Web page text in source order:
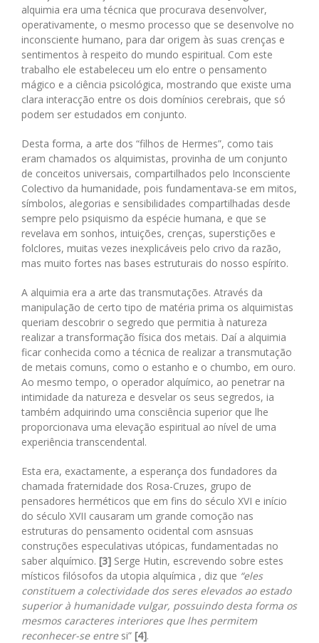
alquimia era uma técnica que procurava desenvolver,
operativamente, o mesmo processo que se desenvolve no
inconsciente humano, para dar origem às suas crenças e
sentimentos à respeito do mundo espiritual. Com este
trabalho ele estabeleceu um elo entre o pensamento
mágico e a ciência psicológica, mostrando que existe uma
clara interacção entre os dois domínios cerebrais, que só
podem ser estudados em conjunto.
Desta forma, a arte dos “filhos de Hermes”, como tais
eram chamados os alquimistas, provinha de um conjunto
de conceitos universais, compartilhados pelo Inconsciente
Colectivo da humanidade, pois fundamentava-se em mitos,
símbolos, alegorias e sensibilidades compartilhadas desde
sempre pelo psiquismo da espécie humana, e que se
revelava em sonhos, intuições, crenças, superstições e
folclores, muitas vezes inexplicáveis pelo crivo da razão,
mas muito fortes nas bases estruturais do nosso espírito.
A alquimia era a arte das transmutações. Através da
manipulação de certo tipo de matéria prima os alquimistas
queriam descobrir o segredo que permitia à natureza
realizar a transformação física dos metais. Daí a alquimia
ficar conhecida como a técnica de realizar a transmutação
de metais comuns, como o estanho e o chumbo, em ouro.
Ao mesmo tempo, o operador alquímico, ao penetrar na
intimidade da natureza e desvelar os seus segredos, ia
também adquirindo uma consciência superior que lhe
proporcionava uma elevação espiritual ao nível de uma
experiência transcendental.
Esta era, exactamente, a esperança dos fundadores da
chamada fraternidade dos Rosa-Cruzes, grupo de
pensadores herméticos que em fins do século XVI e início
do século XVII causaram um grande comoção nas
estruturas do pensamento ocidental com asnsuas
construções especulativas utópicas, fundamentadas no
saber alquímico. [3] Serge Hutin, escrevendo sobre estes
místicos filósofos da utopia alquímica , diz que “eles
constituem a colectividade dos seres elevados ao estado
superior à humanidade vulgar, possuindo desta forma os
mesmos caracteres interiores que lhes permitem
reconhecer-se entresi” [4].